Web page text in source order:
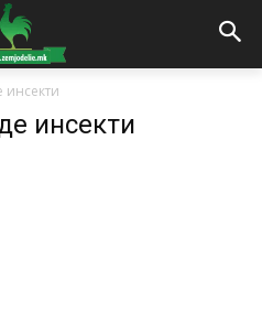
инсекти
инсекти